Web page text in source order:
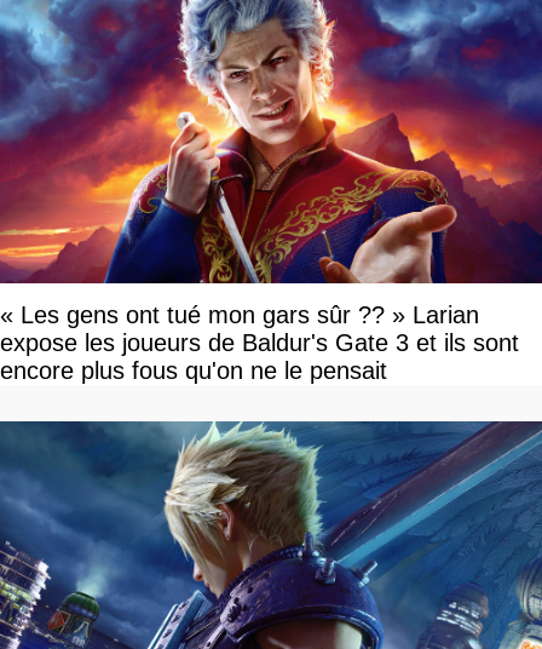
« Les gens ont tué mon gars sûr ?? » Larian
expose les joueurs de Baldur's Gate 3 et ils sont
encore plus fous qu'on ne le pensait